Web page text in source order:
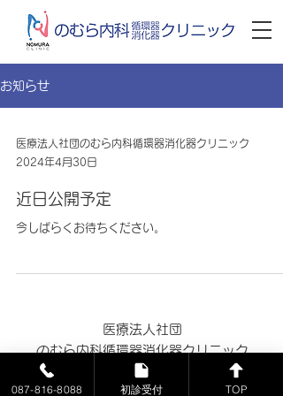
お知らせ
医療法人社団のむら内科循環器消化器クリニック
2024年4月30日
近日公開予定
今しばらくお待ちください。
医療法人社団
のむら内科循環器消化器クリニック
〒761-1706 香川県高松市香川町川東上1802-7
087-816-8088 初診受付 TOP